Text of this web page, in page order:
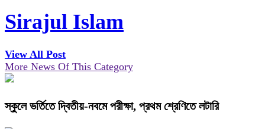
Sirajul Islam
View All Post
More News Of This Category
স্কুলে ভর্তিতে দ্বিতীয়-নবমে পরীক্ষা, প্রথম শ্রেণিতে লটারি